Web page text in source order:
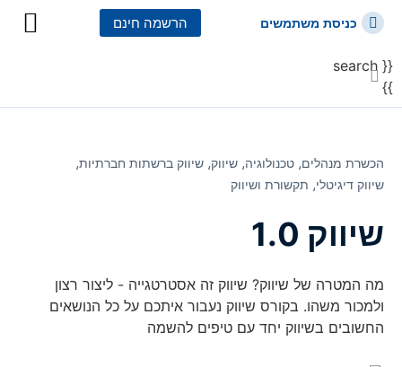
כניסת משתמשים הרשמה חינם
{{ search
}}
הכשרת מנהלים⸲ טכנולוגיה⸲ שיווק⸲ שיווק ברשתות חברתיות⸲
שיווק דיגיטלי⸲ תקשורת ושיווק
שיווק 1.0
מה המטרה של שיווק? שיווק זה אסטרטגייה - ליצור רצון
ולמכור משהו. בקורס שיווק נעבור איתכם על כל הנושאים
החשובים בשיווק יחד עם טיפים להשמה